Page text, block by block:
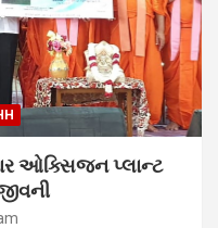
ઓક્સિજન પ્લાન્ટ